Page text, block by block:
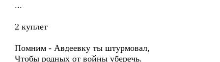
...
2 куплет
Помним - Авдеевку ты штурмовал,
Чтобы родных от войны уберечь.